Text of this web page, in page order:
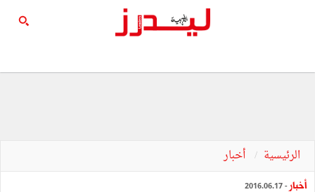
الرئيسية أخبار
أخبار - 2016.06.17